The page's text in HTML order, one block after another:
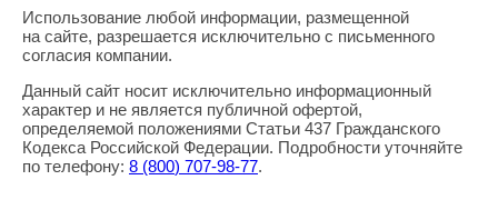
Правовая информация
Использование любой информации, размещенной
на сайте, разрешается исключительно с письменного
согласия компании.
Данный сайт носит исключительно информационный
характер и не является публичной офертой,
определяемой положениями Статьи 437 Гражданского
Кодекса Российской Федерации. Подробности уточняйте
по телефону: 8 (800) 707-98-77.